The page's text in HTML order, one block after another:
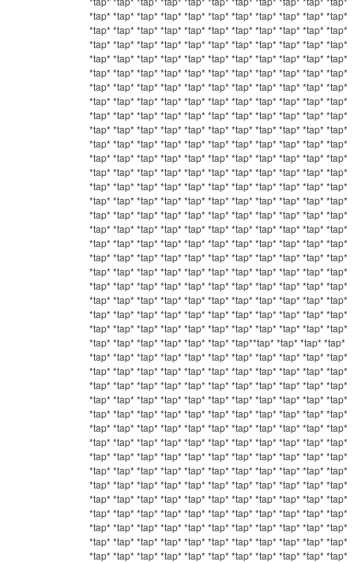
*tap* *tap* *tap* *tap* *tap* *tap* *tap* *tap* *tap* *tap* *tap* *tap* *tap* *tap* *tap* *tap* *tap* *tap* *tap* *tap* *tap* *tap* *tap* *tap* *tap* *tap* *tap* *tap* *tap* *tap* *tap* *tap* *tap* *tap* *tap* *tap* *tap* *tap* *tap* *tap* *tap* *tap* *tap* *tap* *tap* *tap* *tap* *tap* *tap* *tap* *tap* *tap* *tap* *tap* *tap* *tap* *tap* *tap* *tap* *tap* *tap* *tap* *tap* *tap* *tap* *tap* *tap* *tap* *tap* *tap* *tap* *tap* *tap* *tap* *tap* *tap* *tap* *tap* *tap* *tap* *tap* *tap* *tap* *tap* *tap* *tap* *tap* *tap* *tap* *tap* *tap* *tap* *tap* *tap* *tap* *tap* *tap* *tap* *tap* *tap* *tap* *tap* *tap* *tap* *tap* *tap* *tap* *tap* *tap* *tap* *tap* *tap* *tap* *tap* *tap* *tap* *tap* *tap* *tap* *tap* *tap* *tap* *tap* *tap* *tap* *tap* *tap* *tap* *tap* *tap* *tap* *tap* *tap* *tap* *tap* *tap* *tap* *tap* *tap* *tap* *tap* *tap* *tap* *tap* *tap* *tap* *tap* *tap* *tap* *tap* *tap* *tap* *tap* *tap* *tap* *tap* *tap* *tap* *tap* *tap* *tap* *tap* *tap* *tap* *tap* *tap* *tap* *tap* *tap* *tap* *tap* *tap* *tap* *tap* *tap* *tap* *tap* *tap* *tap* *tap* *tap* *tap* *tap* *tap* *tap* *tap* *tap* *tap* *tap* *tap* *tap* *tap* *tap* *tap* *tap* *tap* *tap* *tap* *tap* *tap* *tap* *tap* *tap* *tap* *tap* *tap* *tap* *tap* *tap* *tap* *tap* *tap* *tap* *tap* *tap* *tap* *tap* *tap* *tap* *tap* *tap* *tap* *tap* *tap* *tap* *tap* *tap* *tap* *tap* *tap* *tap* *tap* *tap* *tap* *tap* *tap* *tap* *tap* *tap* *tap* *tap* *tap* *tap* *tap* *tap* *tap* *tap* *tap* *tap* *tap* *tap* *tap* *tap* *tap* *tap* *tap* *tap* *tap* *tap* *tap* *tap* *tap* *tap* *tap* *tap* *tap* *tap* *tap* *tap* *tap* *tap* *tap* *tap* *tap* *tap* *tap* *tap* *tap* *tap* *tap* *tap* *tap* *tap* *tap* *tap* *tap* *tap* *tap* *tap* *tap* *tap* *tap* *tap* *tap* *tap* *tap* *tap* *tap* *tap* *tap* *tap* *tap* *tap* *tap* *tap* *tap* *tap* *tap* *tap* *tap* *tap* *tap* *tap* *tap* *tap* *tap* *tap* *tap* *tap* *tap* *tap* *tap* *tap* *tap* *tap* *tap* *tap* *tap* *tap* *tap* *tap* *tap* *tap* *tap* *tap* *tap* *tap* *tap* *tap* *tap* *tap* *tap* *tap* *tap* *tap* *tap* *tap* *tap* *tap* *tap* *tap* *tap* *tap* *tap* *tap* *tap* *tap* *tap* *tap* *tap* *tap* *tap* *tap* *tap* *tap* *tap* *tap* *tap* *tap* *tap* *tap* *tap* *tap* *tap* *tap* *tap* *tap* *tap* *tap* *tap* *tap* *tap* *tap* *tap* *tap* *tap* *tap* *tap* *tap* *tap* *tap* *tap* *tap* *tap* *tap* *tap* *tap* *tap* *tap* *tap* *tap* *tap* *tap* *tap* *tap* *tap* *tap* *tap* *tap* *tap* *tap* *tap* *tap* *tap* *tap* *tap* *tap* *tap* *tap* *tap* *tap* *tap* *tap* *tap* *tap* *tap* *tap* *tap* *tap* *tap* *tap* *tap* *tap* *tap* *tap* *tap* *tap* *tap* *tap* *tap* *tap* *tap* *tap* *tap* *tap* *tap* *tap* *tap* *tap* *tap* *tap* *tap* *tap* *tap* *tap* *tap* *tap* *tap* *tap* *tap* *tap* *tap* *tap* *tap* *tap* *tap* *tap* *tap* *tap* *tap* *tap* *tap* *tap* *tap* *tap* *tap* *tap* *tap* *tap* *tap* *tap* *tap* *tap* *tap* *tap* *tap* *tap* *tap* *tap* *tap* *tap* *tap* *tap* *tap* *tap* *tap* *tap* *tap* *tap* *tap* *tap* *tap* *tap* *tap* *tap* *tap* *tap* *tap* *tap* *tap* *tap* *tap* *tap* *tap* *tap* *tap* *tap* *tap* *tap* *tap* *tap* *tap* *tap* *tap* *tap* *tap* *tap* *tap* *tap* *tap* *tap* *tap* *tap* *tap* *tap* *tap* *tap* *tap* *tap* *tap* *tap* *tap* *tap* *tap* *tap* *tap* *tap* *tap* *tap* *tap* *tap* *tap* *tap* *tap* *tap* *tap* *tap* *tap* *tap* *tap* *tap* *tap* *tap* *tap* *tap* *tap* *tap* *tap* *tap* *tap* *tap* *tap* *tap* *tap* *tap* *tap* *tap* *tap* *tap* *tap* *tap* *tap* *tap* *tap* *tap* *tap* *tap* *tap* *tap* *tap* *tap* *tap* *tap* *tap* *tap* *tap* *tap* *tap* *tap* *tap* *tap* *tap* *tap* *tap* *tap* *tap* *tap* *tap* *tap* *tap* *tap* *tap* *tap* *tap* *tap* *tap* *tap* *tap* *tap* *tap* *tap* *tap* *tap* *tap* *tap* *tap* *tap* *tap* *tap* *tap* *tap* *tap* *tap* *tap* *tap* *tap* *tap* *tap* *tap* *tap* *tap* *tap* *tap* *tap* *tap* *tap* *tap* *tap* *tap* *tap* *tap* *tap* *tap* *tap* *tap* *tap* *tap* *tap* *tap* *tap* *tap* *tap* *tap* *tap* *tap* *tap* *tap* *tap* *tap* *tap* *tap* *tap* *tap* *tap* *tap* *tap* *tap* *tap* *tap* *tap* *tap* *tap* *tap* *tap* *tap* *tap* *tap* *tap* *tap* *tap* *tap* *tap* *tap* *tap* *tap* *tap* *tap* *tap* *tap* *tap* *tap* *tap* *tap* *tap* *tap* *tap* *tap* *tap* *tap* *tap* *tap* *tap* *tap* *tap* *tap* *tap* *tap* *tap* *tap* *tap* *tap* *tap* *tap* *tap* *tap* *tap* *tap* *tap* *tap* *tap* *tap* *tap* *tap* *tap* *tap* *tap* *tap* *tap* *tap* *tap* *tap* *tap* *tap* *tap* *tap* *tap* *tap* *tap* *tap* *tap* *tap* *tap* *tap* *tap* *tap* *tap* *tap* *tap* *tap* *tap* *tap* *tap* *tap**tap* *tap* *tap* *tap* *tap* *tap* *tap* *tap* *tap* *tap* *tap* *tap* *tap* *tap* *tap* *tap* *tap* *tap* *tap* *tap* *tap* *tap* *tap* *tap* *tap* *tap* *tap* *tap* *tap* *tap* *tap* *tap* *tap* *tap* *tap* *tap* *tap* *tap* *tap* *tap* *tap* *tap* *tap* *tap* *tap* *tap* *tap* *tap* *tap* *tap* *tap* *tap* *tap* *tap* *tap* *tap* *tap* *tap* *tap* *tap* *tap* *tap* *tap* *tap* *tap* *tap* *tap* *tap* *tap* *tap* *tap* *tap* *tap* *tap* *tap* *tap* *tap* *tap* *tap* *tap* *tap* *tap* *tap* *tap* *tap* *tap* *tap* *tap* *tap* *tap* *tap* *tap* *tap* *tap* *tap* *tap* *tap* *tap* *tap* *tap* *tap* *tap* *tap* *tap* *tap* *tap* *tap* *tap* *tap* *tap* *tap* *tap* *tap* *tap* *tap* *tap* *tap* *tap* *tap* *tap* *tap* *tap* *tap* *tap* *tap* *tap* *tap* *tap* *tap* *tap* *tap* *tap* *tap* *tap* *tap* *tap* *tap* *tap* *tap* *tap* *tap* *tap* *tap* *tap* *tap* *tap* *tap* *tap* *tap* *tap* *tap* *tap* *tap* *tap* *tap* *tap* *tap* *tap* *tap* *tap* *tap* *tap* *tap* *tap* *tap* *tap* *tap* *tap* *tap* *tap* *tap* *tap* *tap* *tap* *tap* *tap* *tap* *tap* *tap* *tap* *tap* *tap* *tap* *tap* *tap* *tap* *tap* *tap* *tap* *tap* *tap* *tap* *tap* *tap* *tap* *tap* *tap* *tap* *tap* *tap* *tap* *tap* *tap* *tap* *tap* *tap* *tap* *tap* *tap* *tap* *tap* *tap* *tap* *tap* *tap* *tap* *tap* *tap* *tap* *tap* *tap* *tap* *tap* *tap* *tap* *tap* *tap* *tap* *tap* *tap* *tap* *tap* *tap* *tap* *tap* *tap* *tap* *tap* *tap* *tap* *tap* *tap* *tap* *tap* *tap* *tap* *tap* *tap* *tap* *tap* *tap* *tap* *tap* *tap* *tap* *tap* *tap* *tap* *tap* *tap* *tap* *tap* *tap* *tap* *tap* *tap* *tap* *tap* *tap* *tap* *tap* *tap* *tap* *tap* *tap* *tap* *tap* *tap* *tap* *tap* *tap* *tap* *tap* *tap* *tap* *tap* *tap* *tap* *tap* *tap* *tap* *tap* *tap* *tap* *tap* *tap* *tap* *tap* *tap* *tap* *tap* *tap* *tap* *tap* *tap* *tap* *tap* *tap* *tap* *tap* *tap* *tap* *tap* *tap* *tap* *tap* *tap* *tap* *tap* *tap* *tap* *tap* *tap* *tap* *tap* *tap* *tap* *tap* *tap* *tap* *tap* *tap* *tap* *tap* *tap* *tap* *tap* *tap* *tap* *tap* *tap* *tap* *tap* *tap* *tap* *tap* *tap* *tap* *tap* *tap* *tap* *tap* *tap* *tap* *tap* *tap* *tap* *tap* *tap* *tap* *tap* *tap* *tap* *tap* *tap* *tap* *tap* *tap* *tap* *tap* *tap* *tap* *tap* *tap* *tap* *tap* *tap* *tap* *tap* *tap* *tap* *tap* *tap* *tap* *tap* *tap* *tap* *tap* *tap* *tap* *tap* *tap* *tap* *tap* *tap* *tap* *tap* *tap* *tap* *tap* *tap* *tap* *tap* *tap* *tap* *tap* *tap* *tap* *tap* *tap* *tap* *tap* *tap* *tap* *tap* *tap* *tap* *tap* *tap* *tap* *tap* *tap* *tap* *tap* *tap* *tap* *tap* *tap* *tap* *tap* *tap* *tap* *tap* *tap* *tap* *tap* *tap* *tap* *tap* *tap* *tap* *tap* *tap* *tap* *tap* *tap* *tap* *tap* *tap* *tap* *tap* *tap* *tap* *tap* *tap* *tap* *tap* *tap* *tap* *tap* *tap* *tap* *tap* *tap* *tap* *tap* *tap* *tap* *tap* *tap* *tap* *tap* *tap* *tap* *tap* *tap* *tap* *tap* *tap* *tap* *tap* *tap* *tap* *tap* *tap* *tap* *tap* *tap* *tap* *tap* *tap* *tap* *tap* *tap* *tap* *tap* *tap* *tap* *tap* *tap* *tap* *tap* *tap* *tap* *tap* *tap* *tap* *tap* *tap* *tap* *tap* *tap* *tap* *tap* *tap* *tap* *tap* *tap* *tap* *tap* *tap* *tap* *tap* *tap* *tap* *tap* *tap* *tap* *tap* *tap* *tap* *tap* *tap* *tap* *tap* *tap* *tap* *tap* *tap* *tap* *tap* *tap* *tap* *tap* *tap* *tap* *tap* *tap* *tap* *tap* *tap* *tap* *tap* *tap* *tap* *tap* *tap* *tap* *tap* *tap* *tap* *tap* *tap* *tap* *tap* *tap* *tap* *tap* *tap* *tap* *tap* *tap* *tap* *tap* *tap* *tap* *tap* *tap* *tap* *tap* *tap* *tap* *tap* *tap* *tap* *tap* *tap* *tap* *tap* *tap* *tap* *tap* *tap* *tap* *tap* *tap* *tap* *tap* *tap* *tap* *tap* *tap* *tap* *tap* *tap* *tap* *tap* *tap* *tap* *tap* *tap* *tap* *tap* *tap* *tap* *tap* *tap* *tap* *tap* *tap* *tap* *tap* *tap* *tap* *tap* *tap* *tap* *tap* *tap* *tap* *tap* *tap* *tap* *tap* *tap* *tap* *tap* *tap* *tap* *tap* *tap* *tap* *tap* *tap* *tap* *tap* *tap* *tap* *tap* *tap* *tap* *tap* *tap* *tap* *tap* *tap* *tap* *tap* *tap* *tap* *tap* *tap* *tap* *tap* *tap* *tap* *tap* *tap* *tap* *tap* *tap* *tap* *tap* *tap* *tap* *tap* *tap* *tap* *tap* *tap* *tap* *tap* *tap* *tap* *tap* *tap* *tap* *tap* *tap* *tap* *tap* *tap* *tap* *tap* *tap* *tap* *tap* *tap* *tap* *tap* *tap* *tap* *tap* *tap* *tap* *tap* *tap* *tap* *tap* *tap* *tap* *tap* *tap* *tap* *tap* *tap* *tap* *tap* *tap* *tap* *tap* *tap* *tap* *tap* *tap* *tap* *tap* *tap* *tap* *tap* *tap* *tap* *tap* *tap* *tap* *tap* *tap* *tap* *tap* *tap* *tap* *tap* *tap* *tap* *tap* *tap* *tap* *tap* *tap* *tap* *tap* *tap* *tap* *tap* *tap* *tap* *tap* *tap* *tap* *tap* *tap* *tap* *tap* *tap* *tap* *tap* *tap* *tap* *tap* *tap* *tap* *tap* *tap* *tap* *tap* *tap* *tap* *tap* *tap* *tap* *tap* *tap* *tap* *tap* *tap* *tap* *tap* *tap* *tap* *tap* *tap* *tap* *tap* *tap* *tap* *tap* *tap* *tap* *tap* *tap* *tap* *tap* *tap* *tap* *tap* *tap* *tap* *tap* *tap* *tap* *tap* *tap* *tap* *tap* *tap* *tap* *tap* *tap* *tap* *tap* *tap* *tap* *tap* *tap* *tap* *tap* *tap* *tap**tap* *tap* *tap* *tap* *tap* *tap* *tap* *tap* *tap* *tap* *tap* *tap* *tap* *tap* *tap* *tap* *tap* *tap* *tap* *tap* *tap* *tap* *tap* *tap* *tap* *tap* *tap* *tap* *tap* *tap* *tap* *tap* *tap* *tap* *tap* *tap* *tap* *tap* *tap* *tap* *tap* *tap* *tap* *tap* *tap* *tap* *tap* *tap* *tap* *tap* *tap* *tap* *tap* *tap* *tap* *tap* *tap* *tap* *tap* *tap* *tap* *tap* *tap* *tap* *tap* *tap* *tap* *tap* *tap* *tap* *tap* *tap* *tap* *tap* *tap* *tap*